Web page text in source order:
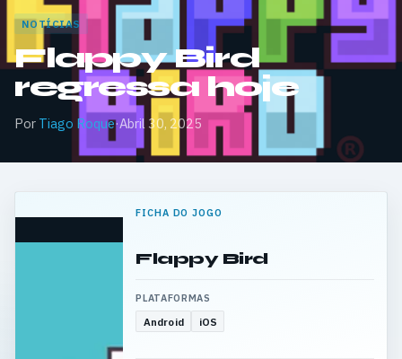
NOTÍCIAS
Flappy Bird
regressa hoje
Por Tiago Roque·Abril 30, 2025
FICHA DO JOGO
Flappy Bird
PLATAFORMAS
Android iOS